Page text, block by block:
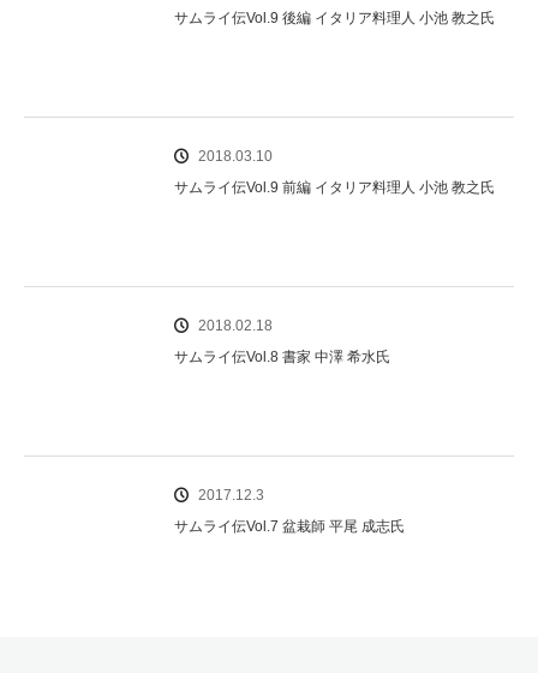
サムライ伝Vol.9 後編 イタリア料理人 小池 教之氏
2018.03.10
サムライ伝Vol.9 前編 イタリア料理人 小池 教之氏
2018.02.18
サムライ伝Vol.8 書家 中澤 希水氏
2017.12.3
サムライ伝Vol.7 盆栽師 平尾 成志氏